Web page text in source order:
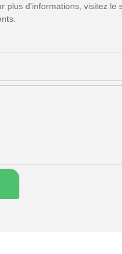
d'informations, visitez